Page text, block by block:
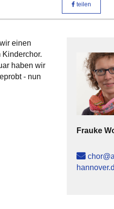
teilen
einen
haben wir
- nun
Frauke